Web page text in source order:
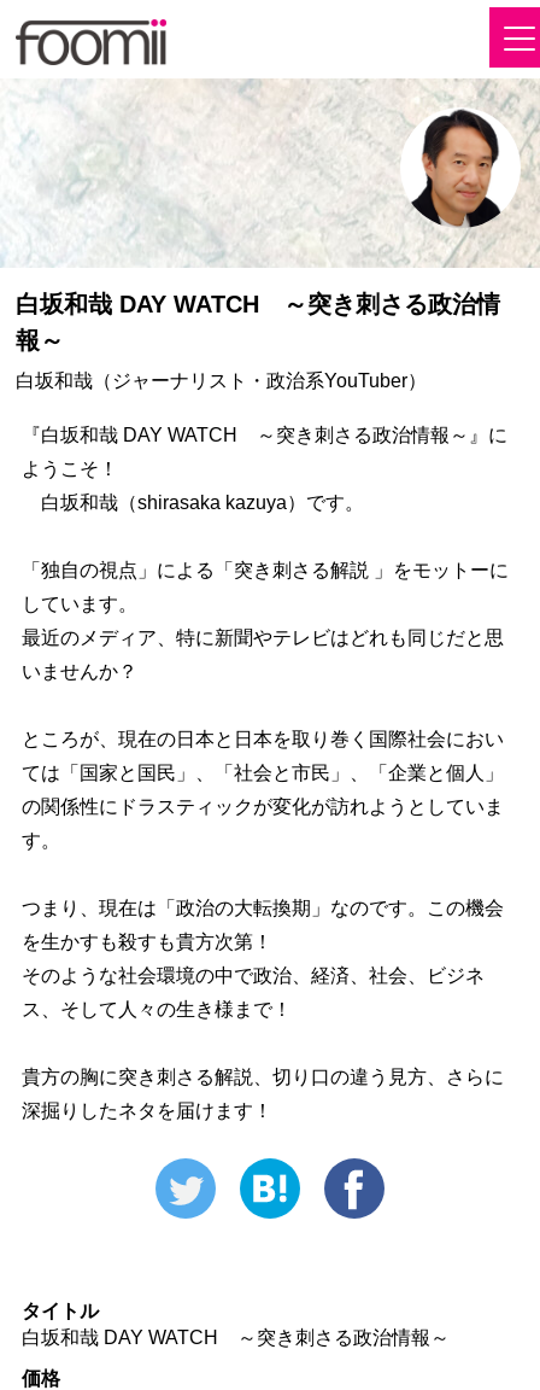
白坂和哉 DAY WATCH ～突き刺さる政治情
報～
白坂和哉（ジャーナリスト・政治系YouTuber）
『白坂和哉 DAY WATCH ～突き刺さる政治情報～』に
ようこそ！
白坂和哉（shirasaka kazuya）です。
「独自の視点」による「突き刺さる解説 」をモットーに
しています。
最近のメディア、特に新聞やテレビはどれも同じだと思
いませんか？
ところが、現在の日本と日本を取り巻く国際社会におい
ては「国家と国民」、「社会と市民」、「企業と個人」
の関係性にドラスティックが変化が訪れようとしていま
す。
つまり、現在は「政治の大転換期」なのです。この機会
を生かすも殺すも貴方次第！
そのような社会環境の中で政治、経済、社会、ビジネ
ス、そして人々の生き様まで！
貴方の胸に突き刺さる解説、切り口の違う見方、さらに
深掘りしたネタを届けます！
タイトル
白坂和哉 DAY WATCH ～突き刺さる政治情報～
価格